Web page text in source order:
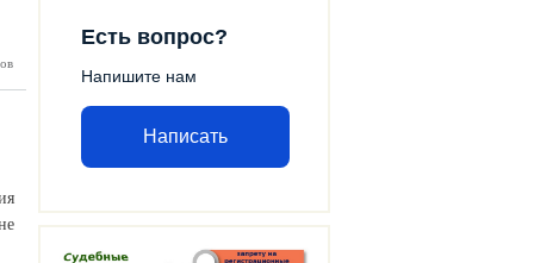
Есть вопрос?
Напишите нам
Написать